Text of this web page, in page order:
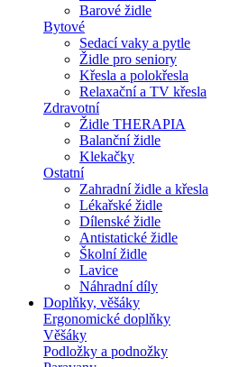
Barové židle
Bytové
Sedací vaky a pytle
Židle pro seniory
Křesla a polokřesla
Relaxační a TV křesla
Zdravotní
Židle THERAPIA
Balanční židle
Klekačky
Ostatní
Zahradní židle a křesla
Lékařské židle
Dílenské židle
Antistatické židle
Školní židle
Lavice
Náhradní díly
Doplňky, věšáky
Ergonomické doplňky
Věšáky
Podložky a podnožky